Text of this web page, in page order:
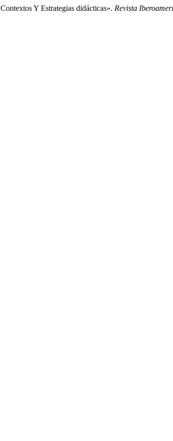
Y Estrategias didácticas». Revista